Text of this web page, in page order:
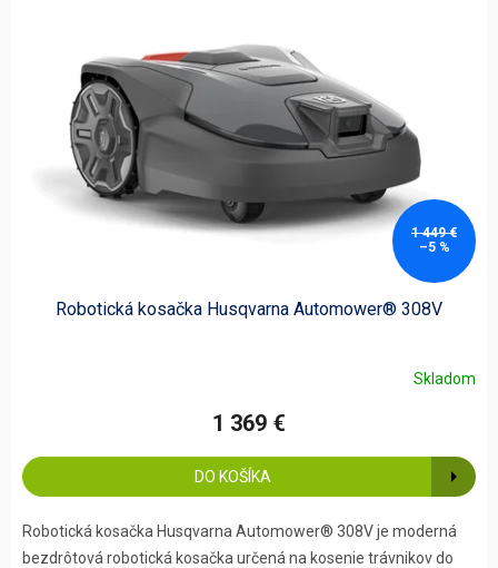
1 449 €
–5 %
Robotická kosačka Husqvarna Automower® 308V
Skladom
1 369 €
DO KOŠÍKA
Robotická kosačka Husqvarna Automower® 308V je moderná
bezdrôtová robotická kosačka určená na kosenie trávnikov do